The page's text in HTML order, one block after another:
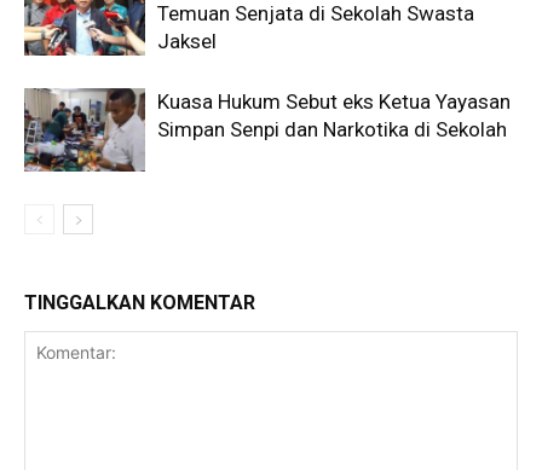
Temuan Senjata di Sekolah Swasta
Jaksel
Kuasa Hukum Sebut eks Ketua Yayasan
Simpan Senpi dan Narkotika di Sekolah
TINGGALKAN KOMENTAR